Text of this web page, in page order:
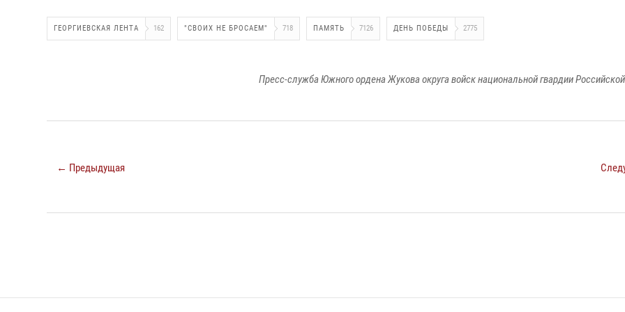
ГЕОРГИЕВСКАЯ ЛЕНТА 162 "СВОИХ НЕ БРОСАЕМ" 718 ПАМЯТЬ 7126 ДЕНЬ ПОБЕДЫ 2775
Пресс-служба Южного ордена Жукова округа войск национальной гвардии
← Предыдущая